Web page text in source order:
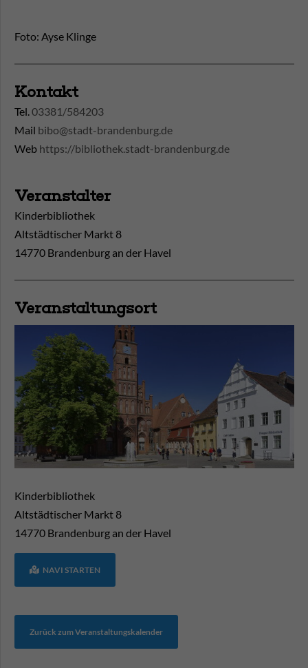
Foto: Ayse Klinge
Kontakt
Tel.03381/584203
Mail bibo@stadt-brandenburg.de
Web https://bibliothek.stadt-brandenburg.de
Veranstalter
Kinderbibliothek
Altstädtischer Markt 8
14770 Brandenburg an der Havel
Veranstaltungsort
Kinderbibliothek
Altstädtischer Markt 8
14770 Brandenburg an der Havel
NAVI STARTEN
Zurück zum Veranstaltungskalender